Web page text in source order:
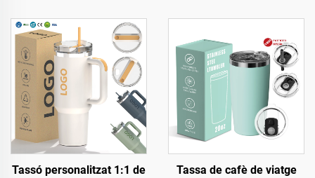
Posicions per Viatge Copa
Aïllada d'Acer Inoxidable
12oz, 16oz, tasses de cafè
portàtils de doble paret
amb buit i tapa estanca
Tassó personalitzat 1:1 de
Tassa de cafè de viatge